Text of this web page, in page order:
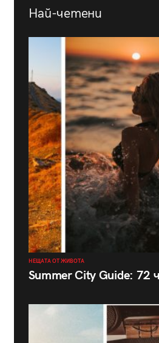
Най-четени
НЕЩАТА ОТ ЖИВОТА
Summer City Guide: 72